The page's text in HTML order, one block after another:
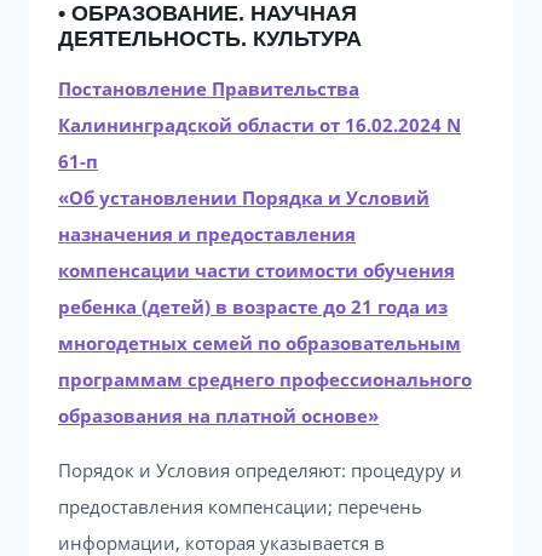
• ОБРАЗОВАНИЕ. НАУЧНАЯ
ДЕЯТЕЛЬНОСТЬ. КУЛЬТУРА
Постановление Правительства
Калининградской области от 16.02.2024 N
61-п
«Об установлении Порядка и Условий
назначения и предоставления
компенсации части стоимости обучения
ребенка (детей) в возрасте до 21 года из
многодетных семей по образовательным
программам среднего профессионального
образования на платной основе»
Порядок и Условия определяют: процедуру и
предоставления компенсации; перечень
информации, которая указывается в